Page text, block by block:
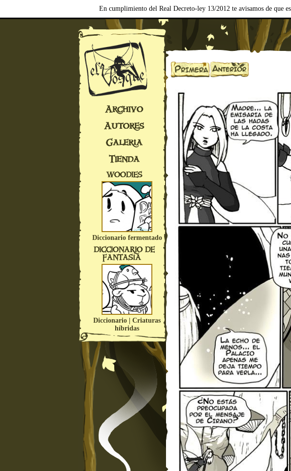
En cumplimiento del Real Decreto-ley 13/2012 te avisamos de que
Archivo
Autores
Galería
Tienda
WOODIES
Diccionario fermentado
DICCIONARIO DE
FANTASÍA
Diccionario | Criaturas
híbridas